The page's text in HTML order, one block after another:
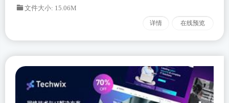
文件大小: 15.06M
详情 在线预览